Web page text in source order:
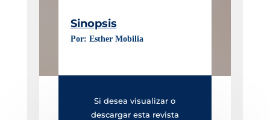
Sinopsis
Por: Esther Mobilia
Si desea visualizar o
descargar esta revista